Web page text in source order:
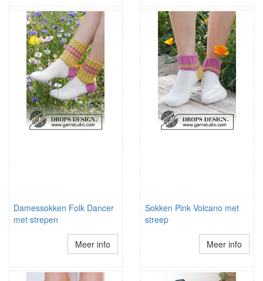
Damessokken Folk Dancer
met strepen
Meer info
Sokken Pink Volcano met
streep
Meer info